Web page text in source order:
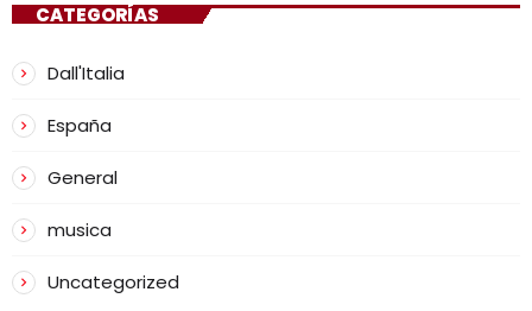
CATEGORÍAS
Dall'Italia
España
General
musica
Uncategorized